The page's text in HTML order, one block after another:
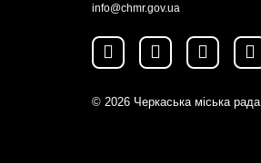
info@chmr.gov.ua
© 2026 Черкаська міська рада